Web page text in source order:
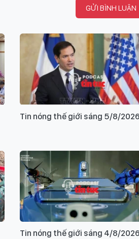
GỬI BÌNH LUẬN
Tin nóng thế giới sáng 5/8/2026
Tin nóng thế giới sáng 4/8/2026